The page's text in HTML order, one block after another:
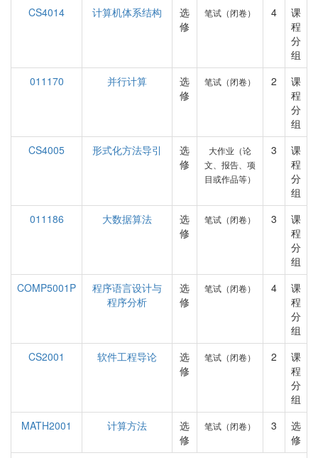
CS4014
计算机体系结构
选
修
笔试（闭卷） 4
课
程
分
组
011170
并行计算
选
修
笔试（闭卷） 2
课
程
分
组
CS4005
形式化方法导引
选
修
大作业（论
文、报告、项
目或作品等）
3
课
程
分
组
011186
大数据算法
选
修
笔试（闭卷） 3
课
程
分
组
COMP5001P
程序语言设计与
程序分析
选
修
笔试（闭卷） 4
课
程
分
组
CS2001
软件工程导论
选
修
笔试（闭卷） 2
课
程
分
组
MATH2001
计算方法
选
修
笔试（闭卷） 3
选
修